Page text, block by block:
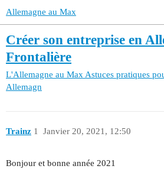
Allemagne au Max
Créer son entreprise en
Frontalière
L'Allemagne au MaxAstuces pratiques
Allemagn
Trainz Janvier 20, 2021, 12:50
1
Bonjour et bonne année 2021